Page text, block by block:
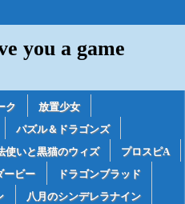
you a game
ク
放置少女
パズル＆ドラゴンズ
使いと黒猫のウィズ
プロスピA
ービー
ドラゴンブラッド
八月のシンデレラナイン